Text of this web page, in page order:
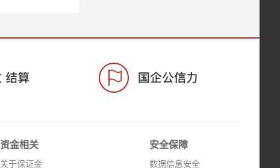
资金相关
关于保证金
安全保障
数据信息安全